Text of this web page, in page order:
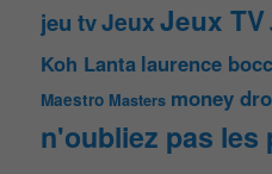
jeu tvJeuxJeux TV
Koh Lanta laurence
Maestro Masters money
n'oubliez pas les